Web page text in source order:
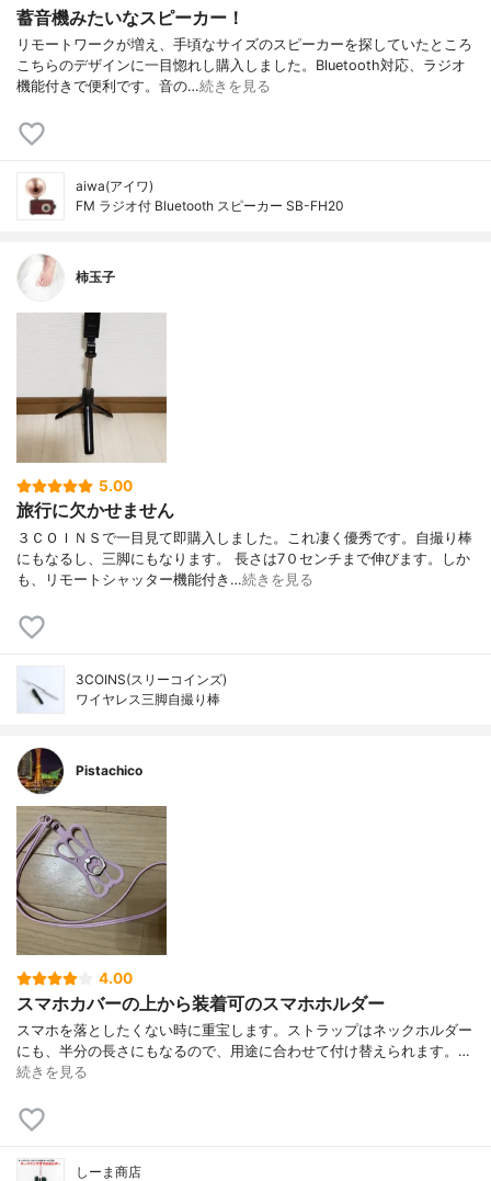
蓄音機みたいなスピーカー！
リモートワークが増え、手頃なサイズのスピーカーを探していたところ
こちらのデザインに一目惚れし購入しました。Bluetooth対応、ラジオ
機能付きで便利です。音の…続きを見る
aiwa(アイワ)
FM ラジオ付 Bluetooth スピーカー SB-FH20
柿玉子
5.00
旅行に欠かせません
３ＣＯＩＮＳで一目見て即購入しました。これ凄く優秀です。自撮り棒
にもなるし、三脚にもなります。 長さは7０センチまで伸びます。しか
も、リモートシャッター機能付き…続きを見る
3COINS(スリーコインズ)
ワイヤレス三脚自撮り棒
Pistachico
4.00
スマホカバーの上から装着可のスマホホルダー
スマホを落としたくない時に重宝します。ストラップはネックホルダー
にも、半分の長さにもなるので、用途に合わせて付け替えられます。…
続きを見る
しーま商店